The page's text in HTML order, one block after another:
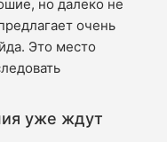
но далеко не
очень
Это место
уже ждут